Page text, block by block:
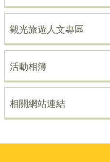
觀光旅遊人文專區
活動相簿
相關網站連結